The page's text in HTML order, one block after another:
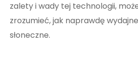
zalety i wady tej technologii,
zrozumieć, jak naprawdę
słoneczne.